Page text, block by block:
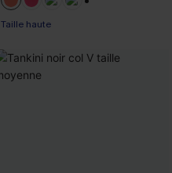
Taille haute